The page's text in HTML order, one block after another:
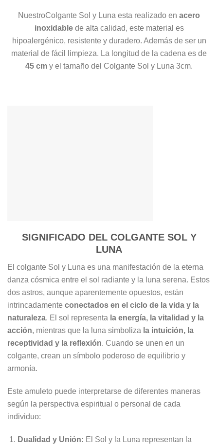
NuestroColgante Sol y Luna esta realizado en acero
inoxidablede alta calidad, este material es
hipoalergénico, resistente y duradero. Además de ser un
material de fácil limpieza. La longitud de la cadena es de
45 cm y el tamaño del Colgante Sol y Luna 3cm.
SIGNIFICADO DEL COLGANTE SOL Y
LUNA
El colgante Sol y Luna es una manifestación de la eterna
danza cósmica entre el sol radiante y la luna serena. Estos
dos astros, aunque aparentemente opuestos, están
intrincadamente conectados en el ciclo de la vida y la
naturaleza. El sol representa la energía, la vitalidad y la
acción, mientras que la luna simboliza la intuición, la
receptividad y la reflexión. Cuando se unen en un
colgante, crean un símbolo poderoso de equilibrio y
armonía.
Este amuleto puede interpretarse de diferentes maneras
según la perspectiva espiritual o personal de cada
individuo:
Dualidad y Unión: El Sol y la Luna representan la